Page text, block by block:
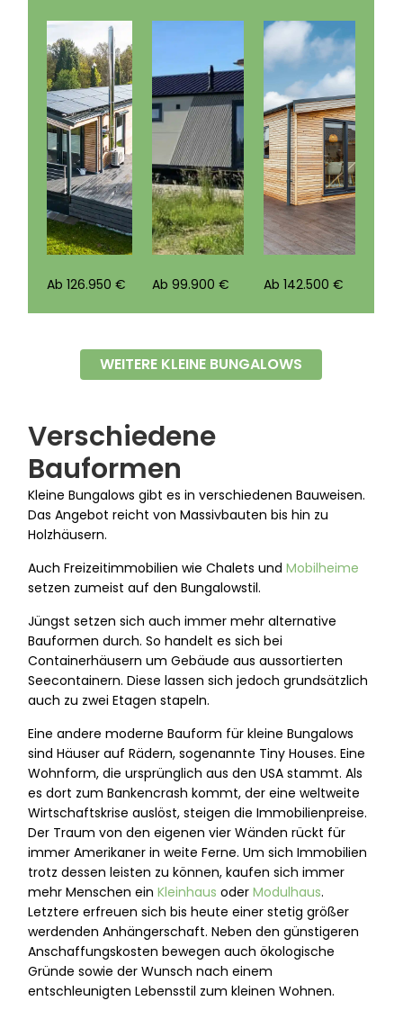
Ab 126.950 € Ab 99.900 € Ab 142.500 €
WEITERE KLEINE BUNGALOWS
Verschiedene
Bauformen
Kleine Bungalows gibt es in verschiedenen Bauweisen.
Das Angebot reicht von Massivbauten bis hin zu
Holzhäusern.
Auch Freizeitimmobilien wie Chalets undMobilheime
setzen zumeist auf den Bungalowstil.
Jüngst setzen sich auch immer mehr alternative
Bauformen durch. So handelt es sich bei
Containerhäusern um Gebäude aus aussortierten
Seecontainern. Diese lassen sich jedoch grundsätzlich
auch zu zwei Etagen stapeln.
Eine andere moderne Bauform für kleine Bungalows
sind Häuser auf Rädern, sogenannte Tiny Houses. Eine
Wohnform, die ursprünglich aus den USA stammt. Als
es dort zum Bankencrash kommt, der eine weltweite
Wirtschaftskrise auslöst, steigen die Immobilienpreise.
Der Traum von den eigenen vier Wänden rückt für
immer Amerikaner in weite Ferne. Um sich Immobilien
trotz dessen leisten zu können, kaufen sich immer
mehr Menschen einKleinhaus oderModulhaus.
Letztere erfreuen sich bis heute einer stetig größer
werdenden Anhängerschaft. Neben den günstigeren
Anschaffungskosten bewegen auch ökologische
Gründe sowie der Wunsch nach einem
entschleunigten Lebensstil zum kleinen Wohnen.